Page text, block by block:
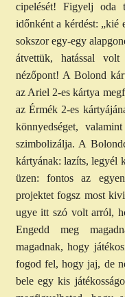
cipelését! Figyelj oda
időnként a kérdést: „kié
sokszor egy-egy
átvettük, hatással
nézőpont! A Bolond
az Ariel 2-es kártya
az Érmék 2-es
könnyedséget,
szimbolizálja. A
kártyának: lazíts, legyél
üzen: fontos az
projektet fogsz most
ugye itt szó volt arról,
Engedd meg
magadnak, hogy
fogod fel, hogy jaj, de
bele egy kis